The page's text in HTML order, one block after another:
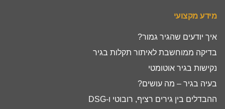
מידע מקצועי
איך יודעים שהגיר גמור?
בדיקה ממוחשבת לאיתור תקלות בגיר
נקישות בגיר אוטומטי
בעיה בגיר – מה עושים?
ההבדלים בין גירים רציף, רובוטי ו-DSG